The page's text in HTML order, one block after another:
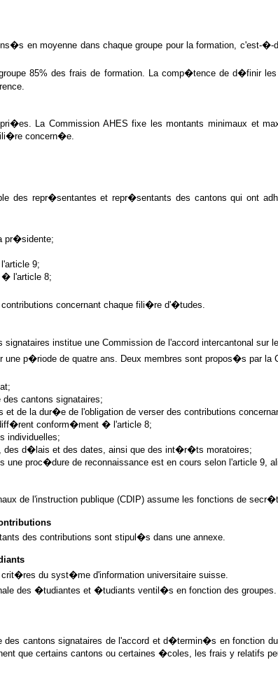
en moyenne dans chaque groupe pour la formation, c'est-
85% des frais de formation. La comp�tence de d�finir
La Commission AHES fixe les montants minimaux et
concern�e.
des repr�sentantes et repr�sentants des cantons qui ont
pr�sidente;
9;
l'article 8;
concernant chaque fili�re d'�tudes.
institue une Commission de l'accord intercantonal
p�riode de quatre ans. Deux membres sont propos�s par la
cantons signataires;
de la dur�e de l'obligation de verser des contributions
conform�ment � l'article 8;
individuelles;
d�lais et des dates, ainsi que des int�r�ts moratoires;
proc�dure de reconnaissance est en cours selon l'article 9,
de l'instruction publique (CDIP) assume les fonctions de
des contributions sont stipul�s dans une annexe.
du syst�me d'information universitaire suisse.
des �tudiantes et �tudiants ventil�s en fonction des
cantons signataires de l'accord et d�termin�s en fonction
que certains cantons ou certaines �coles, les frais y relatifs